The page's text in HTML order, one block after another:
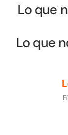
Lo que
Lo que